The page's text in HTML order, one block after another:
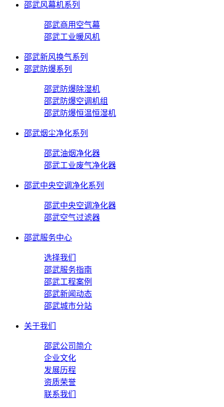
邵武风幕机系列
邵武商用空气幕
邵武工业暖风机
邵武新风换气系列
邵武防爆系列
邵武防爆除湿机
邵武防爆空调机组
邵武防爆恒温恒湿机
邵武烟尘净化系列
邵武油烟净化器
邵武工业废气净化器
邵武中央空调净化系列
邵武中央空调净化器
邵武空气过滤器
邵武服务中心
选择我们
邵武服务指南
邵武工程案例
邵武新闻动态
邵武城市分站
关于我们
邵武公司简介
企业文化
发展历程
资质荣誉
联系我们